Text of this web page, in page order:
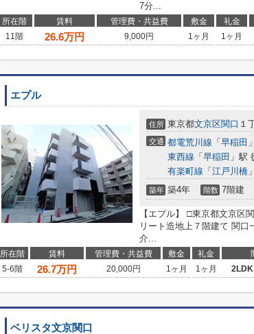
7分...
所在階 賃料 管理費・共益費 敷金 礼金
11階
26.6万円 9,000円 1ヶ月 1ヶ月
エプル
住所 東京都文京区関口 １
交通 都電荒川線 「 早稲田
東西線 「 早稲田 」駅
有楽町線 「 江戸川橋
築年 築4年 階数 7階建
【エプル】 □東京都文京
リート造地上７階建て 関
介...
所在階 賃料 管理費・共益費 敷金 礼金
5-6階
26.7万円 20,000円 1ヶ月 1ヶ月
ベリスタ文京関口